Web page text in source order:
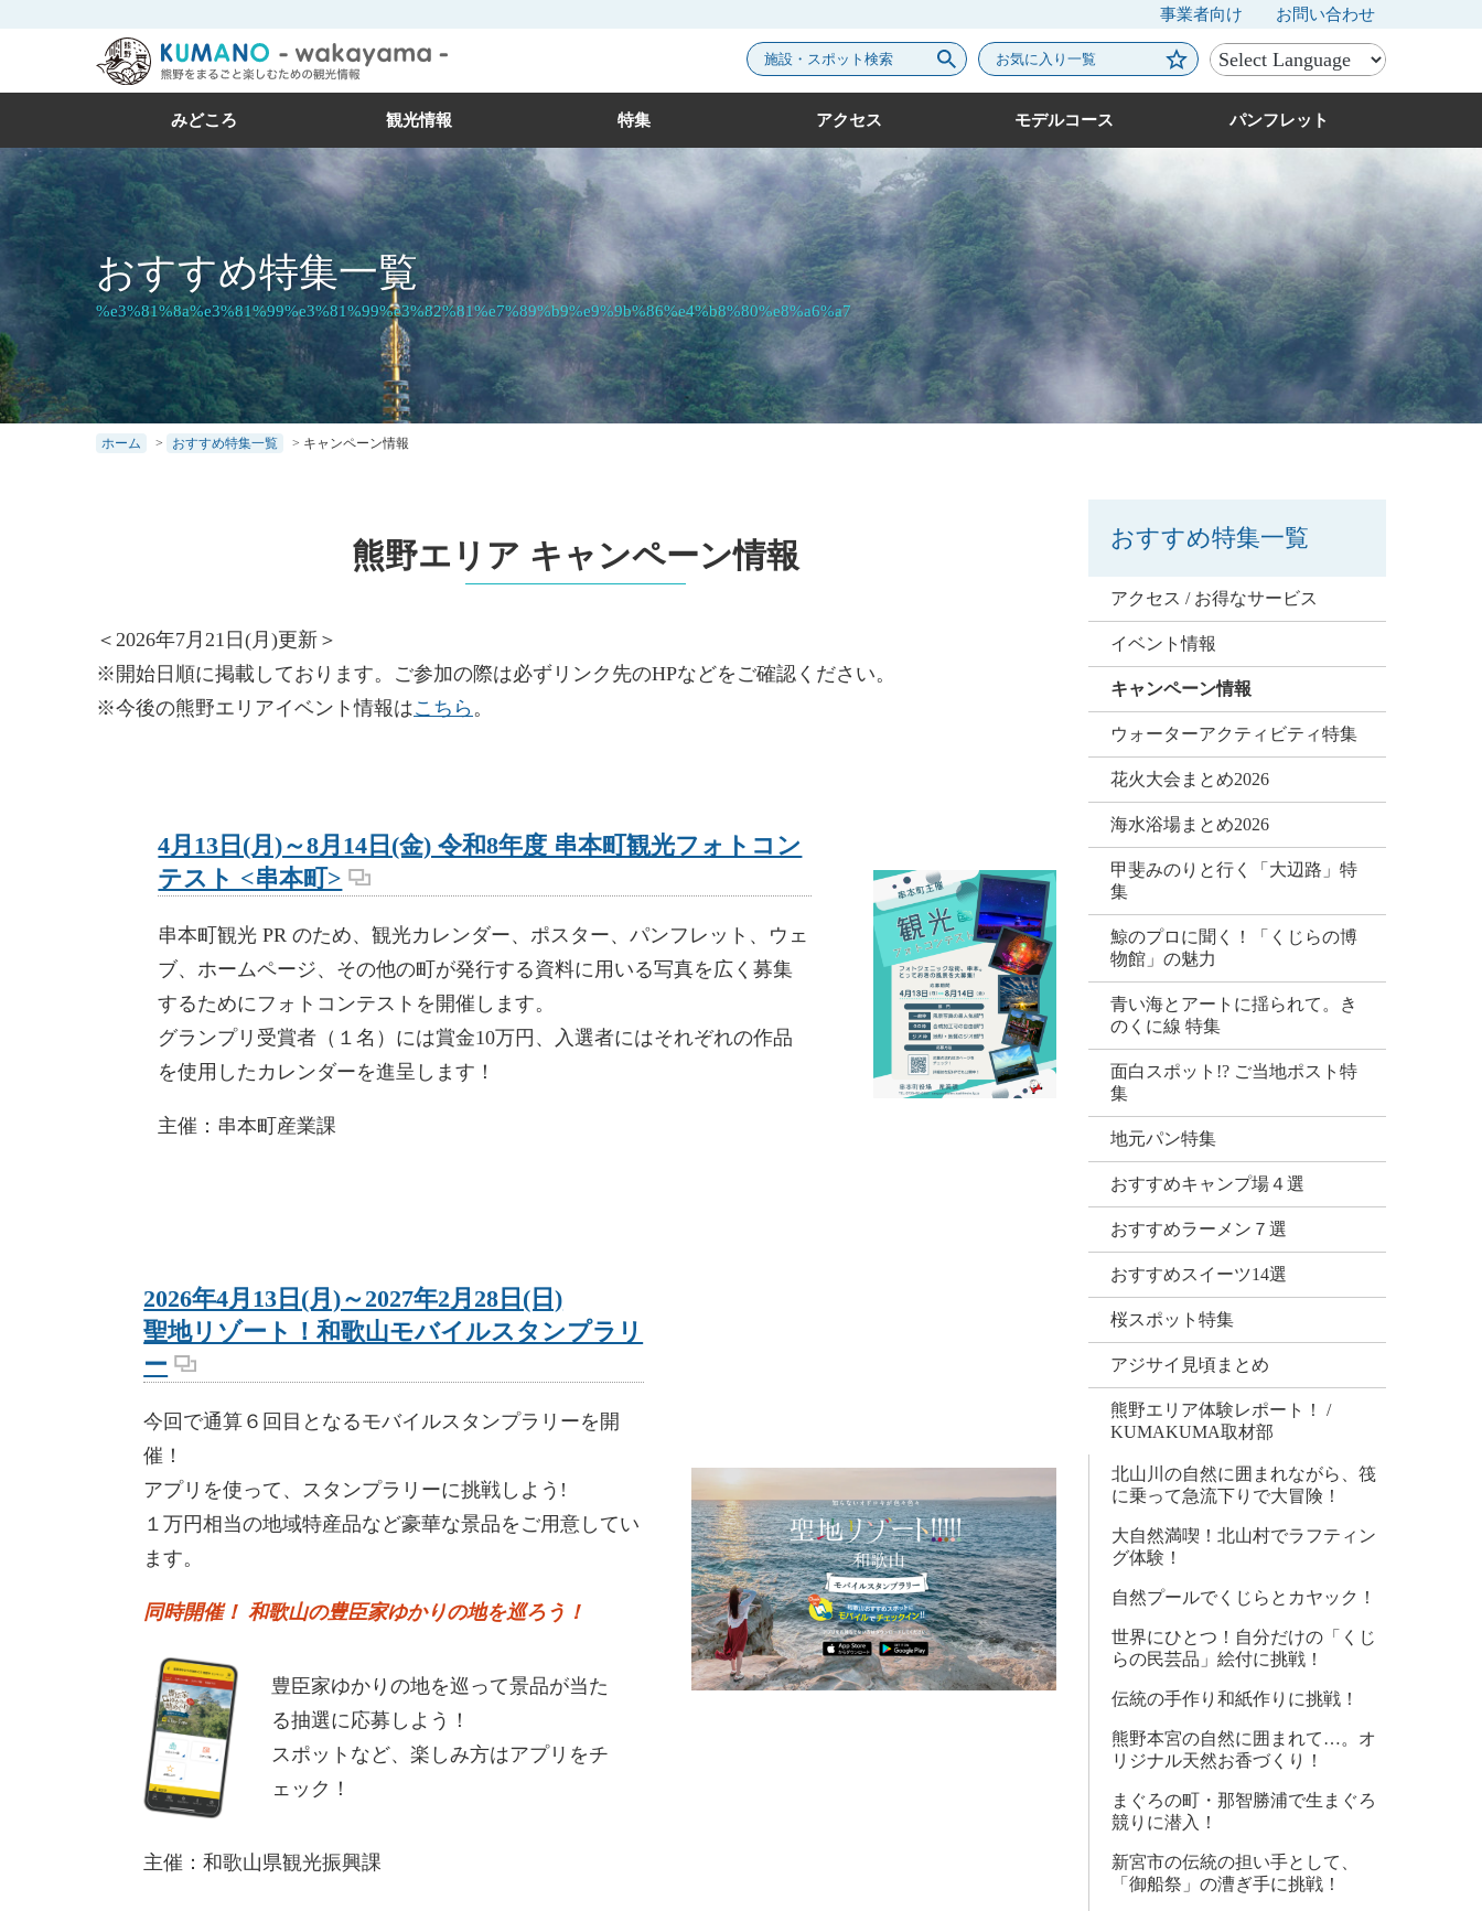
キ
ッ
プ
みどころ 観光情報 特集 アクセス モデルコース パンフレット
施設・スポット検索 お気に入り一覧
事業者向け お問い合わせ
おすすめ特集一覧
%e3%81%8a%e3%81%99%e3%81%99%e3%82%81%e7%89%b9%e9%9b%86%e4%b8%80%e8%a6%a7
ホーム > おすすめ特集一覧 > キャンペーン情報
熊野エリア キャンペーン情報
＜2026年7月21日(月)更新＞
※開始日順に掲載しております。ご参加の際は必ずリンク先のHPなどをご確認ください。
※今後の熊野エリアイベント情報はこちら 。
4月13日(月)～8月14日(金) 令和8年度 串本町観光フォトコン
テスト <串本町>
串本町観光 PR のため、観光カレンダー、ポスター、パンフレット、ウェ
ブ、ホームページ、その他の町が発行する資料に用いる写真を広く募集
するためにフォトコンテストを開催します。
グランプリ受賞者（１名）には賞金10万円、入選者にはそれぞれの作品
を使用したカレンダーを進呈します！
主催：串本町産業課
2026年4月13日(月)～2027年2月28日(日)
聖地リゾート！和歌山モバイルスタンプラリ
ー
今回で通算６回目となるモバイルスタンプラリーを開
催！
アプリを使って、スタンプラリーに挑戦しよう!
１万円相当の地域特産品など豪華な景品をご用意してい
ます。
同時開催！ 和歌山の豊臣家ゆかりの地を巡ろう！
豊臣家ゆかりの地を巡って景品が当た
る抽選に応募しよう！
スポットなど、楽しみ方はアプリをチ
ェック！
主催：和歌山県観光振興課
おすすめ特集一覧
アクセス / お得なサービス
イベント情報
キャンペーン情報
ウォーターアクティビティ特集
花火大会まとめ2026
海水浴場まとめ2026
甲斐みのりと行く「大辺路」特
集
鯨のプロに聞く！「くじらの博
物館」の魅力
青い海とアートに揺られて。き
のくに線 特集
面白スポット!? ご当地ポスト特
集
地元パン特集
おすすめキャンプ場４選
おすすめラーメン７選
おすすめスイーツ14選
桜スポット特集
アジサイ見頃まとめ
熊野エリア体験レポート！ /
KUMAKUMA取材部
北山川の自然に囲まれながら、筏
に乗って急流下りで大冒険！
大自然満喫！北山村でラフティン
グ体験！
自然プールでくじらとカヤック！
世界にひとつ！自分だけの「くじ
らの民芸品」絵付に挑戦！
伝統の手作り和紙作りに挑戦！
熊野本宮の自然に囲まれて…。オ
リジナル天然お香づくり！
まぐろの町・那智勝浦で生まぐろ
競りに潜入！
新宮市の伝統の担い手として、
「御船祭」の漕ぎ手に挑戦！